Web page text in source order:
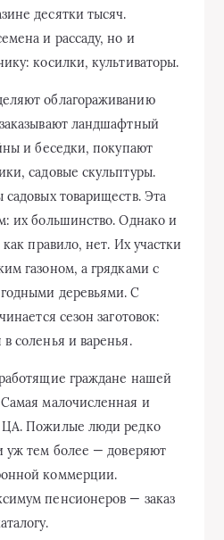
десятки тысяч.
и рассаду, но и
косилки, культиваторы.
облагораживанию
ландшафтный
и беседки, покупают
садовые скульптуры.
товариществ. Эта
их большинство. Однако и
правило, нет. Их участки
газоном, а грядками с
деревьями. С
сезон заготовок:
соленья и варенья.
граждане нашей
малочисленная и
ЦА. Пожилые люди редко
уж тем более — доверяют
коммерции.
пенсионеров — заказ